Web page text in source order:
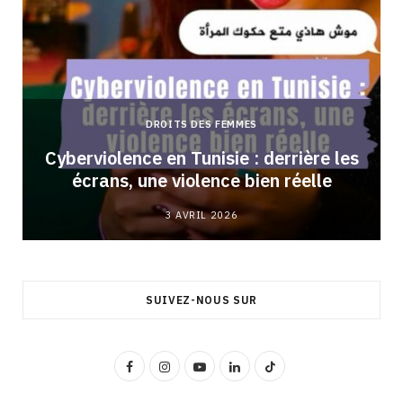
DROITS DES FEMMES
Cyberviolence en Tunisie : derrière les
écrans, une violence bien réelle
3 AVRIL 2026
SUIVEZ-NOUS SUR
F
I
Y
L
T